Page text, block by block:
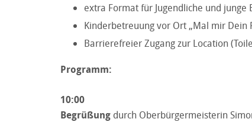
extra Format für Jugendliche und junge
Kinderbetreuung vor Ort „Mal mir Dein
Barrierefreier Zugang zur Location
Programm:
10:00
Begrüßung durch Oberbürgermeisterin